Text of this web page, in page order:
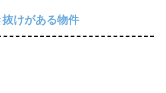
抜けがある物件